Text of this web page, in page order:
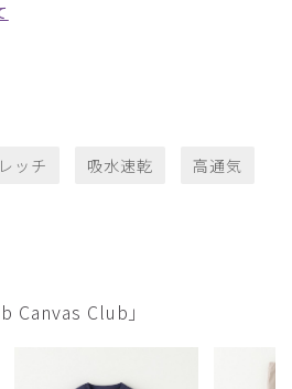
ッチ 吸水速乾 高通気
Canvas Club」